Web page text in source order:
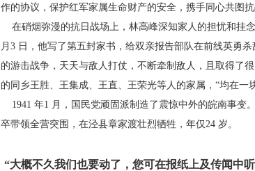
作的协议，保护红军家属生命财产的安全，携手同心共图
在硝烟弥漫的抗日战场上，林高峰深知家人的担忧和挂
月3 日，他写了第五封家书，给双亲报告部队在前线英勇
的游击战争，天天与敌 人打仗，不断牵制敌人，且取得了
的同乡王胜、 王集成、王直、王荣光等人的家属，“均在一
1941 年1 月，国民党顽固派制造了震惊中外的皖南事变
卒带领全营突围，在泾县章家渡壮烈牺牲，年仅24 岁。
“大概不久我们也要动了，您可在报纸上及传闻中